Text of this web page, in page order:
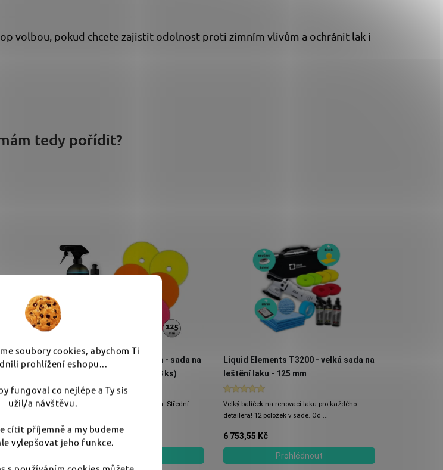
soubory cookies, abychom Ti
prohlížení eshopu...
fungoval co nejlépe a Ty sis
užil/a návštěvu.
cítit příjemně a my budeme
vylepšovat jeho funkce.
volbou, pokud chcete zajistit odolnost proti zimním vlivům a ochránit lak i
tedy pořídit?